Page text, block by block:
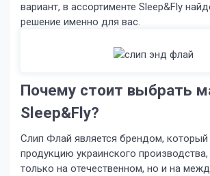
вариант, в ассортименте Sleep&Fly
решение именно для вас.
Почему стоит выбрать
Sleep&Fly?
Слип Флай является брендом, который
продукцию украинского
только на отечественном, но и на